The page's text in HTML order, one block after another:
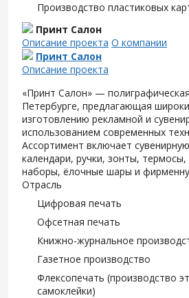
Производство пластиковых
Принт Салон
Описание проекта О компании
Принт Салон
Описание проекта
«Принт Салон» —
Петербурге, предлагающая
изготовлению рекламной и
использованием современных
Ассортимент включает
календари, ручки, зонты,
наборы, ёлочные шары и
Отрасль
Цифровая печать
Офсетная печать
Книжно-журнальное
Газетное производство
Флексопечать (производство
самоклейки)